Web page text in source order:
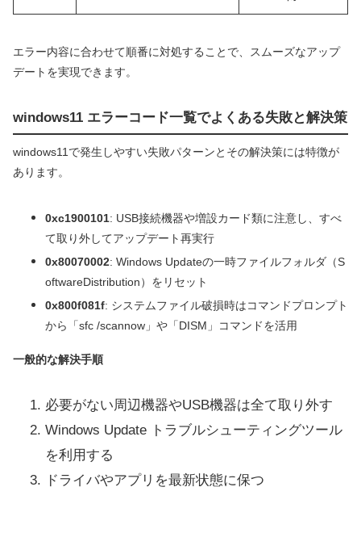
エラー内容に合わせて順番に対処することで、スムーズなアップ
デートを実現できます。
windows11 エラーコード一覧でよくある失敗と解決策
windows11で発生しやすい失敗パターンとその解決策には特徴が
あります。
0xc1900101: USB接続機器や増設カード類に注意し、すべ
て取り外してアップデート再実行
0x80070002: Windows Updateの一時ファイルフォルダ（S
oftwareDistribution）をリセット
0x800f081f: システムファイル破損時はコマンドプロンプト
から「sfc /scannow」や「DISM」コマンドを活用
一般的な解決手順
必要がない周辺機器やUSB機器は全て取り外す
Windows Update トラブルシューティングツール
を利用する
ドライバやアプリを最新状態に保つ